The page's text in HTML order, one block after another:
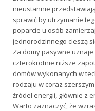
nieustannie
sprawić by utrzymanie
poparcie u osób
jednorodzinnego cieszą
Za domy pasywne
czterokrotnie niższe
domów wykonanych w
rodzaju w coraz
źródeł energii, głównie z
Warto zaznaczyć, że